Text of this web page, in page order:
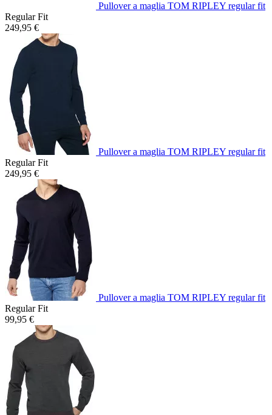
Pullover a maglia TOM RIPLEY regular fit
Regular Fit
249,95 €
Pullover a maglia TOM RIPLEY regular fit
Regular Fit
249,95 €
Pullover a maglia TOM RIPLEY regular fit
Regular Fit
99,95 €